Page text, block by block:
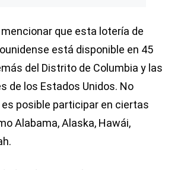
que esta lotería de
está disponible en 45
del Distrito de Columbia y las
de los Estados Unidos. No
posible participar en ciertas
Alabama, Alaska, Hawái,